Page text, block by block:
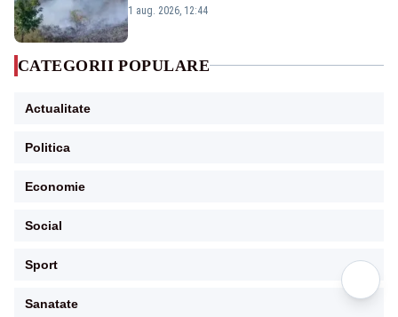
silvicultori se luptă cu flăcările - VIDEO
1 aug. 2026, 12:44
CATEGORII POPULARE
Actualitate
Politica
Economie
Social
Sport
Sanatate